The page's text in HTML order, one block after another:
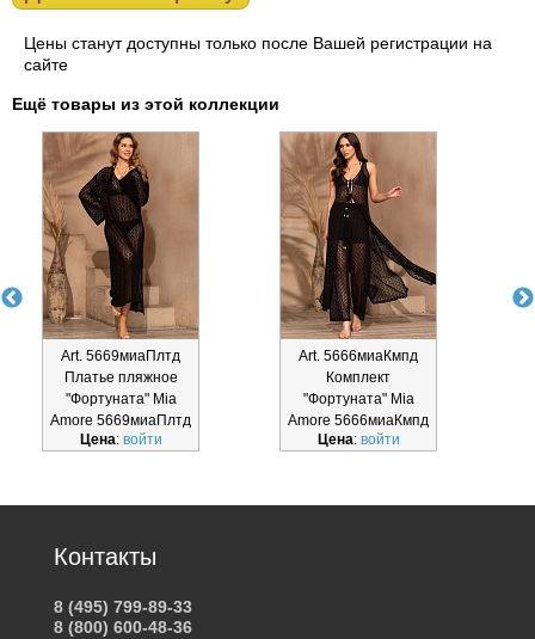
Цены станут доступны только после Вашей регистрации на
сайте
Ещё товары из этой коллекции
Art. 5669миаПлтд
Платье пляжное
"Фортуната" Mia
Amore 5669миаПлтд
Цена: войти
Art. 5666миаКмпд
Комплект
"Фортуната" Mia
Amore 5666миаКмпд
Цена: войти
Контакты
8 (495) 799-89-33
8 (800) 600-48-36